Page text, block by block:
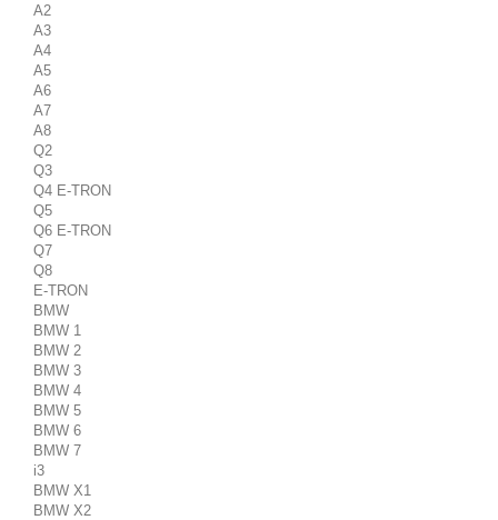
A2
A3
A4
A5
A6
A7
A8
Q2
Q3
Q4 E-TRON
Q5
Q6 E-TRON
Q7
Q8
E-TRON
BMW
BMW 1
BMW 2
BMW 3
BMW 4
BMW 5
BMW 6
BMW 7
i3
BMW X1
BMW X2